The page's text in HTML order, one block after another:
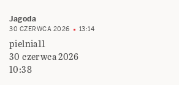
Jagoda
30 CZERWCA 2026 13:14
pielnia11
30 czerwca 2026
10:38